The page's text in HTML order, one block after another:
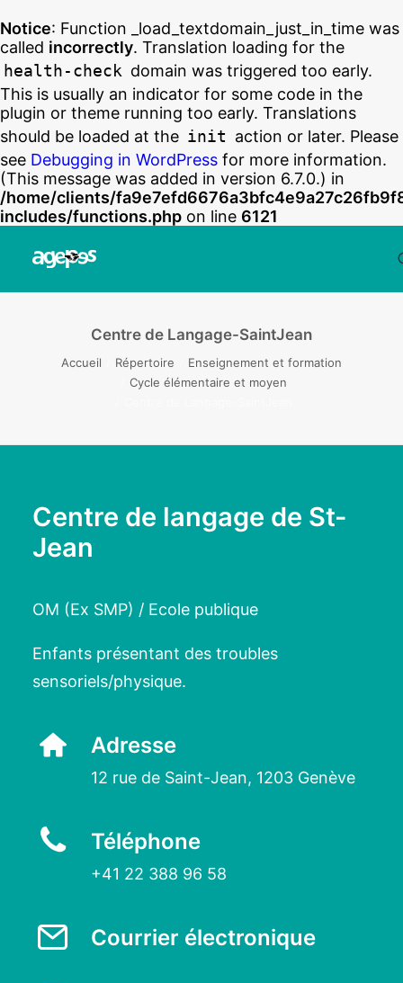
Notice: Function _load_textdomain_just_in_time was
called incorrectly. Translation loading for the
health-check domain was triggered too early.
This is usually an indicator for some code in the
plugin or theme running too early. Translations
should be loaded at the init action or later. Please
see Debugging in WordPress for more information.
(This message was added in version 6.7.0.) in
/home/clients/
includes/functions.php on line 6121
Centre de Langage-SaintJean
Accueil Répertoire
Enseignement et formation
Cycle élémentaire et moyen
Centre de langage de St-
Jean
OM (Ex SMP) / Ecole publique
Enfants présentant des troubles
sensoriels/physique.
Adresse
12 rue de Saint-Jean, 1203 Genève
Téléphone
+41 22 388 96 58
Courrier électronique